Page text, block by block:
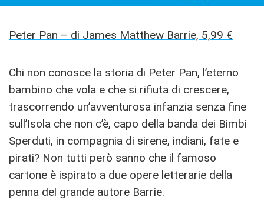
Peter Pan – di James Matthew Barrie, 5,99 €
Chi non conosce la storia di Peter Pan, l’eterno
bambino che vola e che si rifiuta di crescere,
trascorrendo un’avventurosa infanzia senza fine
sull’Isola che non c’è, capo della banda dei Bimbi
Sperduti, in compagnia di sirene, indiani, fate e
pirati? Non tutti però sanno che il famoso
cartone è ispirato a due opere letterarie della
penna del grande autore Barrie.